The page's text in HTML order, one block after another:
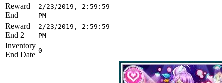
Reward
End
2/23/2019, 2:59:59
PM
Reward
End 2
2/23/2019, 2:59:59
PM
Inventory
End Date 0